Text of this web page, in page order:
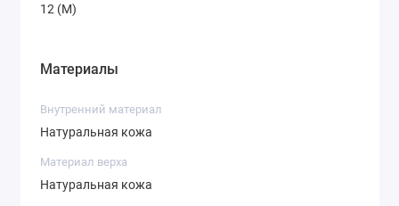
12 (M)
Материалы
Внутренний материал
Натуральная кожа
Материал верха
Натуральная кожа